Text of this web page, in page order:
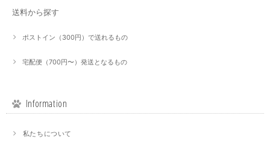
送料から探す
ポストイン（300円）で送れるもの
宅配便（700円〜）発送となるもの
Information
私たちについて